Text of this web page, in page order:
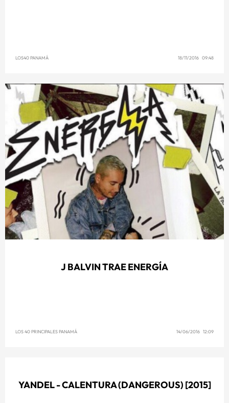
LOS40 PANAMÁ 18/11/2016 09:48
J BALVIN TRAE ENERGÍA
LOS 40 PRINCIPALES PANAMÁ 14/06/2016 12:09
YANDEL - CALENTURA (DANGEROUS) [2015]